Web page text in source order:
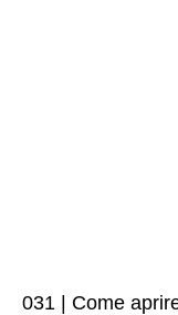
031 | Come